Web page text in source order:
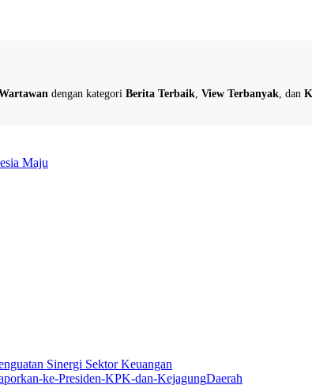
dengan kategori Berita Terbaik View Terbanyak , dan
Maju
Sinergi Sektor Keuangan
Daerah